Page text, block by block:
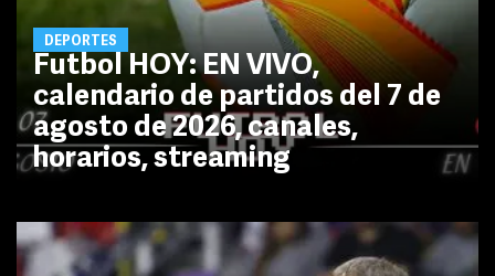
DEPORTES
Futbol HOY: EN VIVO,
calendario de partidos del 7 de
agosto de 2026, canales,
horarios, streaming